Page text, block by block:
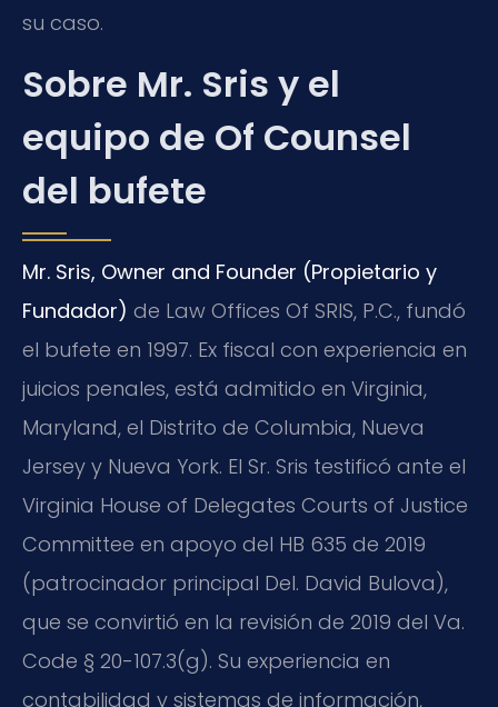
su caso.
Sobre Mr. Sris y el
equipo de Of Counsel
del bufete
Mr. Sris, Owner and Founder (Propietario y
Fundador) de Law Offices Of SRIS, P.C., fundó
el bufete en 1997. Ex fiscal con experiencia en
juicios penales, está admitido en Virginia,
Maryland, el Distrito de Columbia, Nueva
Jersey y Nueva York. El Sr. Sris testificó ante el
Virginia House of Delegates Courts of Justice
Committee en apoyo del HB 635 de 2019
(patrocinador principal Del. David Bulova),
que se convirtió en la revisión de 2019 del Va.
Code § 20-107.3(g). Su experiencia en
contabilidad y sistemas de información,